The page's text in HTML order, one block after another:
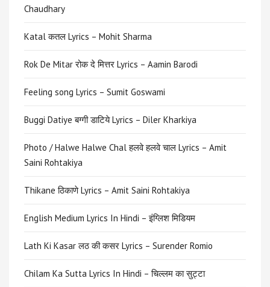
Chaudhary
Katal कतल Lyrics – Mohit Sharma
Rok De Mitar रोक दे मित्तर Lyrics – Aamin Barodi
Feeling song Lyrics – Sumit Goswami
Buggi Datiye बग्गी डाटिये Lyrics – Diler Kharkiya
Photo / Halwe Halwe Chal हलवे हलवे चाल Lyrics – Amit
Saini Rohtakiya
Thikane ठिकाणे Lyrics – Amit Saini Rohtakiya
English Medium Lyrics In Hindi – इंग्लिश मिडियम
Lath Ki Kasar लठ की कसर Lyrics – Surender Romio
Chilam Ka Sutta Lyrics In Hindi – चिल्लम का सुट्टा